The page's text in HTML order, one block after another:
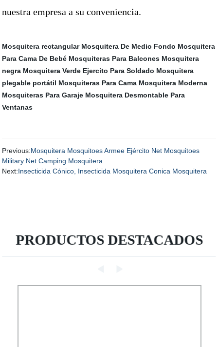
nuestra empresa a su conveniencia.
Mosquitera rectangular Mosquitera De Medio Fondo Mosquitera
Para Cama De Bebé Mosquiteras Para Balcones Mosquitera
negra Mosquitera Verde Ejercito Para Soldado Mosquitera
plegable portátil Mosquiteras Para Cama Mosquitera Moderna
Mosquiteras Para Garaje Mosquitera Desmontable Para
Ventanas
Previous:Mosquitera Mosquitoes Armee Ejército Net Mosquitoes
Military Net Camping Mosquitera
Next:Insecticida Cónico, Insecticida Mosquitera Conica Mosquitera
PRODUCTOS DESTACADOS